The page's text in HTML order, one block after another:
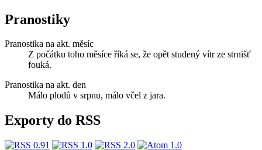
Pranostiky
Pranostika na akt. měsíc
Z počátku toho měsíce říká se, že opět studený vítr ze strnišť
fouká.
Pranostika na akt. den
Málo plodů v srpnu, málo včel z jara.
Exporty do RSS